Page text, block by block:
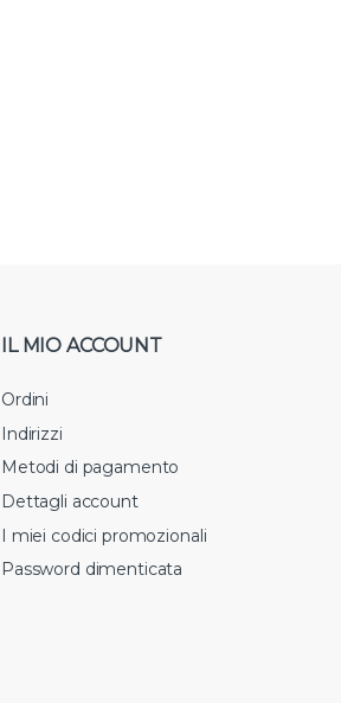
IL MIO ACCOUNT
Ordini
Indirizzi
Metodi di pagamento
Dettagli account
I miei codici promozionali
Password dimenticata